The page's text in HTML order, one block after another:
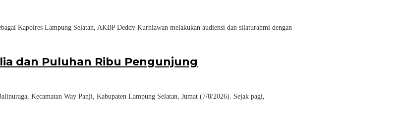
Kapolres Lampung Selatan, AKBP Deddy Kurniawan melakukan audiensi dan silaturahmi dengan
dan Puluhan Ribu Pengunjung
Kecamatan Way Panji, Kabupaten Lampung Selatan, Jumat (7/8/2026). Sejak pagi,